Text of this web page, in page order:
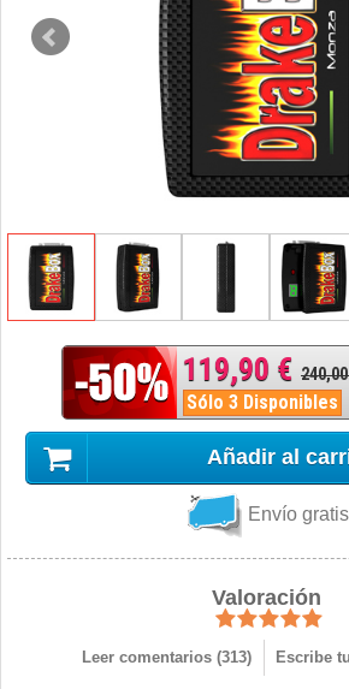
119,90 €
Sólo 3 Disponibles
Añadir al
Envío
Valoración
Leer comentarios (313) Escribe